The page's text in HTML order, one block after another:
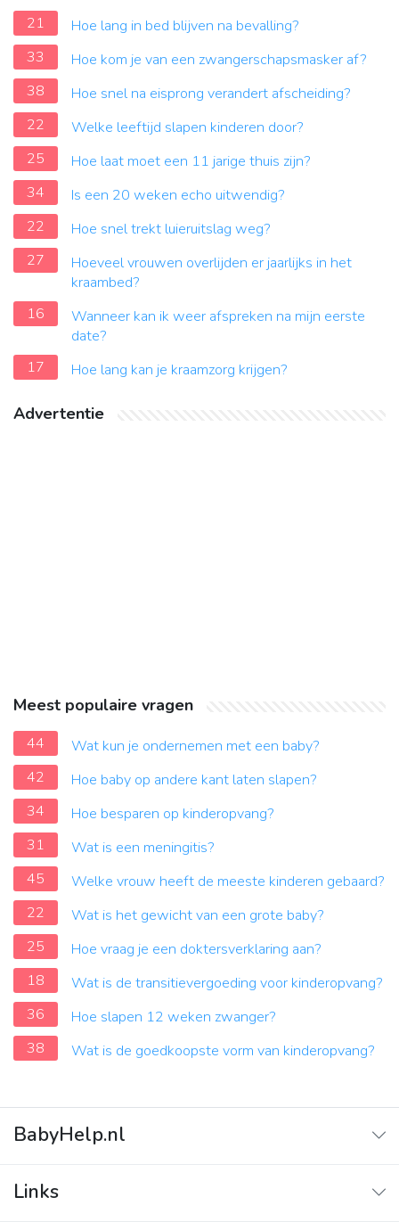
21
Hoe lang in bed blijven na bevalling?
33
Hoe kom je van een zwangerschapsmasker af?
38
Hoe snel na eisprong verandert afscheiding?
22
Welke leeftijd slapen kinderen door?
25
Hoe laat moet een 11 jarige thuis zijn?
34
Is een 20 weken echo uitwendig?
22
Hoe snel trekt luieruitslag weg?
27
Hoeveel vrouwen overlijden er jaarlijks in het
kraambed?
16
Wanneer kan ik weer afspreken na mijn eerste
date?
17
Hoe lang kan je kraamzorg krijgen?
Advertentie
Meest populaire vragen
44
Wat kun je ondernemen met een baby?
42
Hoe baby op andere kant laten slapen?
34
Hoe besparen op kinderopvang?
31
Wat is een meningitis?
45
Welke vrouw heeft de meeste kinderen gebaard?
22
Wat is het gewicht van een grote baby?
25
Hoe vraag je een doktersverklaring aan?
18
Wat is de transitievergoeding voor kinderopvang?
36
Hoe slapen 12 weken zwanger?
38
Wat is de goedkoopste vorm van kinderopvang?
BabyHelp.nl
Vraag & Antwoord
Links